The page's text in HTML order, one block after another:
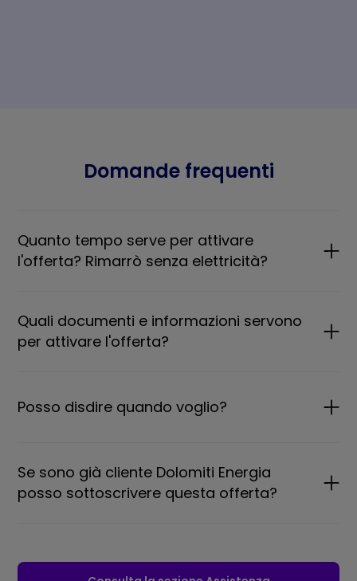
Domande frequenti
Quanto tempo serve per attivare
l'offerta? Rimarrò senza elettricità?
Quali documenti e informazioni servono
per attivare l'offerta?
Posso disdire quando voglio?
Se sono già cliente Dolomiti Energia
posso sottoscrivere questa offerta?